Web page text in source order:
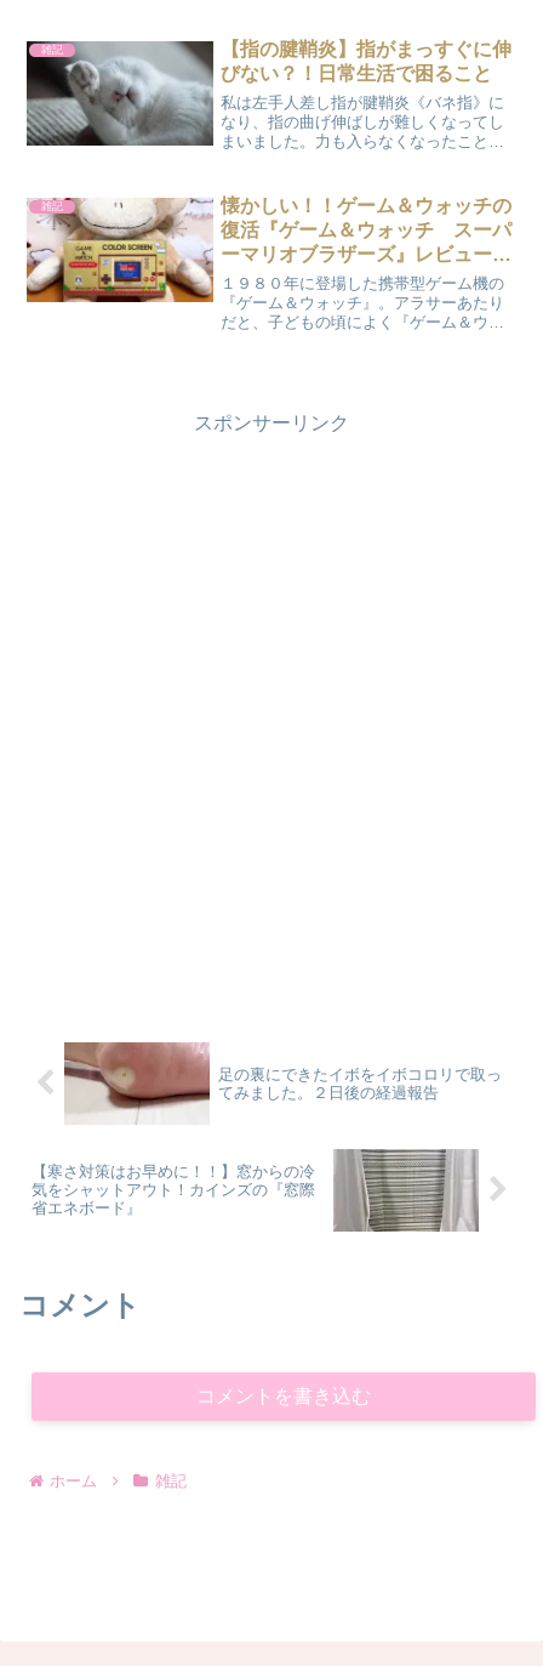
なぜ《むくみ》が...
雑記
【指の腱鞘炎】指がまっすぐに伸
びない？！日常生活で困ること
私は左手人差し指が腱鞘炎《バネ指》に
なり、指の曲げ伸ばしが難しくなってし
まいました。力も入らなくなったことで
ったことで、腱鞘炎の手術（腱鞘切開
術）をしました。 手術後に...
雑記
懐かしい！！ゲーム＆ウォッチの
復活『ゲーム＆ウォッチ スーパ
ーマリオブラザーズ』レビューし
ます
１９８０年に登場した携帯型ゲーム機の
『ゲーム＆ウォッチ』。アラサーあたり
だと、子どもの頃によく『ゲーム＆ウォ
スポンサーリンク
足の裏にできたイボをイボコロリで取っ
てみました。２日後の経過報告
【寒さ対策はお早めに！！】窓からの冷
気をシャットアウト！カインズの『窓際
省エネボード』
コメント
コメントを書き込む
ホーム 雑記